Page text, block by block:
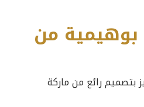
من
رائع من ماركة